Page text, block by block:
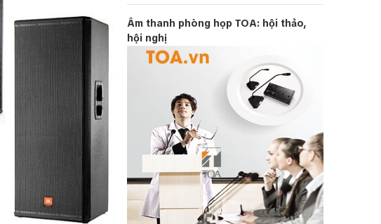
Âm thanh phòng họp TOA: hội thảo,
hội nghị